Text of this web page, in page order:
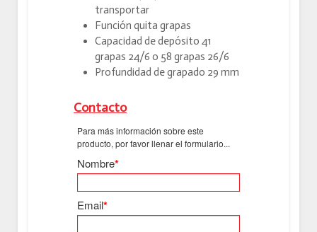
transportar
Función quita grapas
Capacidad de depósito 41
grapas 24/6 o 58 grapas 26/6
Profundidad de grapado 29 mm
Contacto
Para más información sobre este
producto, por favor llenar el formulario...
Nombre*
Email*